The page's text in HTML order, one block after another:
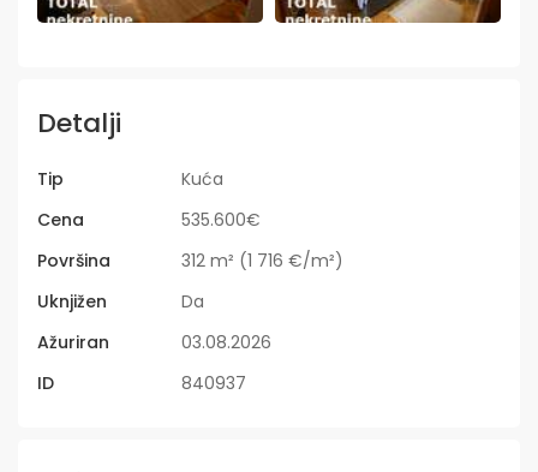
Detalji
Tip
Kuća
Cena
535.600€
Površina
312 m² (1 716 €/m²)
Uknjižen
Da
Ažuriran
03.08.2026
ID
840937